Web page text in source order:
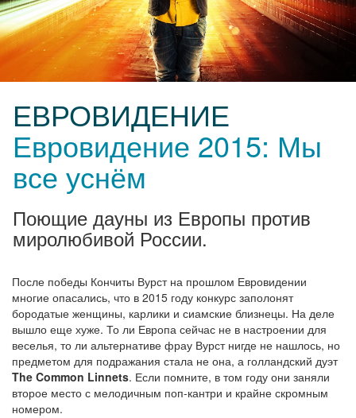
ЕВРОВИДЕНИЕ
Евровидение 2015: Мы
все уснём
Поющие дауны из Европы против
миролюбивой России.
После победы Кончиты Вурст на прошлом Евровидении
многие опасались, что в 2015 году конкурс заполонят
бородатые женщины, карлики и сиамские близнецы. На деле
вышло еще хуже. То ли Европа сейчас не в настроении для
веселья, то ли альтернативе фрау Вурст нигде не нашлось, но
предметом для подражания стала не она, а голландский дуэт
The Common Linnets. Если помните, в том году они заняли
второе место с мелодичным поп-кантри и крайне скромным
номером.